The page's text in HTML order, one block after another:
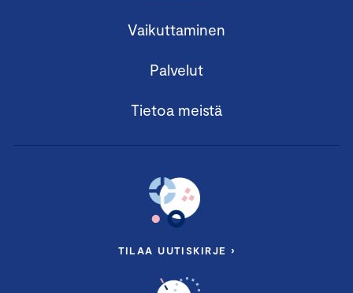
Vaikuttaminen
Palvelut
Tietoa meistä
TILAA UUTISKIRJE ›